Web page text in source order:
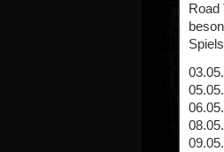
Road